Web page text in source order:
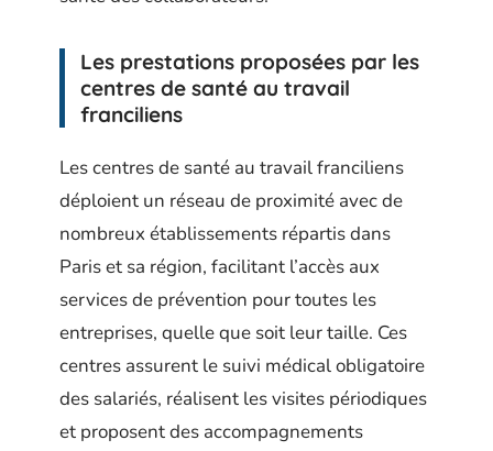
Les prestations proposées par les
centres de santé au travail
franciliens
Les centres de santé au travail franciliens
déploient un réseau de proximité avec de
nombreux établissements répartis dans
Paris et sa région, facilitant l’accès aux
services de prévention pour toutes les
entreprises, quelle que soit leur taille. Ces
centres assurent le suivi médical obligatoire
des salariés, réalisent les visites périodiques
et proposent des accompagnements